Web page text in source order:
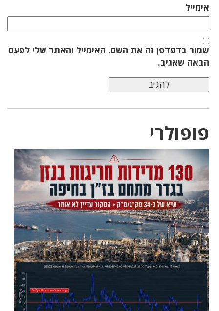
אימייל
שמור בדפדפן זה את השם, האימייל והאתר שלי לפעם
הבאה שאגיב.
פופולרי